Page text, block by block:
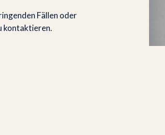
Fällen oder
kontaktieren.